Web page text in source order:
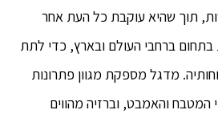
תוך שהיא עוקבת כל העת אחר
בתחום ברחבי העולם ובארץ, כדי לתת
מדגל מספקת מגוון פתרונות
המטבח והאמבט, וברזיה מהווים